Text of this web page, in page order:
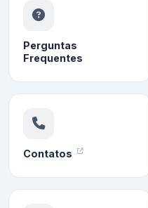
Perguntas
Frequentes
Contatos